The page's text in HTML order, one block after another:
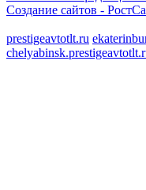
Создание сайтов -
prestigeavtotlt.ru